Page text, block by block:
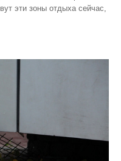
эти зоны отдыха сейчас,